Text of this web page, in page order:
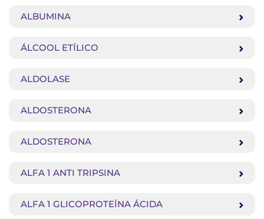
ALBUMINA
ÁLCOOL ETÍLICO
ALDOLASE
ALDOSTERONA
ALDOSTERONA
ALFA 1 ANTI TRIPSINA
ALFA 1 GLICOPROTEÍNA ÁCIDA